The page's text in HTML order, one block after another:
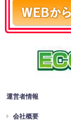
運営者情報
会社概要